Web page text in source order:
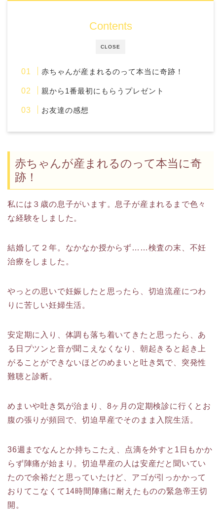
CLOSE
Contents
赤ちゃんが産まれるのって本当に奇跡！
親から1番最初にもらうプレゼント
お友達の感想
赤ちゃんが産まれるのって本当に奇
跡！
私には３歳の息子がいます。息子が産まれるまで色々
な経験をしました。
結婚して２年。なかなか授からず……検査の末、不妊
治療をしました。
やっとの思いで妊娠したと思ったら、切迫流産につわ
りに苦しい妊婦生活。
安定期に入り、体調も落ち着いてきたと思ったら、あ
る日プツンと音が聞こえなくなり、朝起きると起き上
がることができないほどのめまいと吐き気で、突発性
難聴と診断。
めまいや吐き気が治まり、8ヶ月の定期検診に行くとお
腹の張りが頻回で、切迫早産でそのまま入院生活。
36週までなんとか持ちこたえ、点滴を外すと1日もかか
らず陣痛が始まり。切迫早産の人は安産だと聞いてい
たので余裕だと思っていたけど、アゴが引っかかって
おりてこなくて14時間陣痛に耐えたものの緊急帝王切
開。